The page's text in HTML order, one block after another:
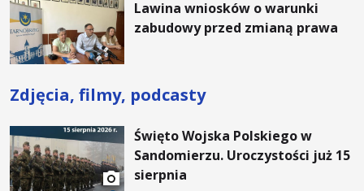
Lawina wniosków o warunki
zabudowy przed zmianą prawa
Zdjęcia, filmy, podcasty
Święto Wojska Polskiego w
Sandomierzu. Uroczystości już 15
sierpnia